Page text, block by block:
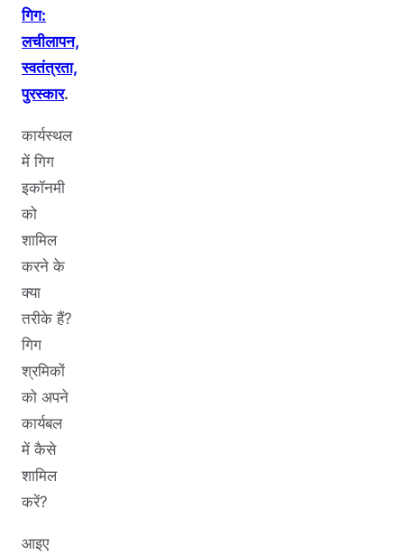
गिग:
लचीलापन,
स्वतंत्रता,
पुरस्कार.
कार्यस्थल
में गिग
इकॉनमी
को
शामिल
करने के
क्या
तरीके हैं?
गिग
श्रमिकों
को अपने
कार्यबल
में कैसे
शामिल
करें?
आइए